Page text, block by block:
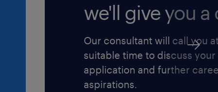
e gestão de
planos de
e o monitoramento
nas áreas operacionais
we'll give you a
Our consultant will call you
suitable time to discuss your
application and further
aspirations.